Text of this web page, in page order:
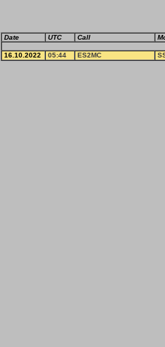
Date UTC Call
16.10.2022 05:44 ES2MC